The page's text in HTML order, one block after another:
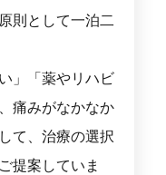
則として一泊二
」「薬やリハビ
痛みがなかなか
て、治療の選択
提案していま